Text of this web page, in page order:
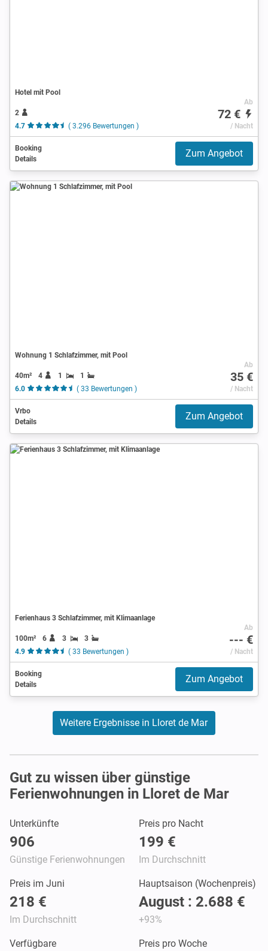
Hotel mit Pool
2
4.7
( 3.296 Bewertungen )
Ab
72 €
/ Nacht
Booking
Details
Zum Angebot
Wohnung 1 Schlafzimmer, mit Pool
40m² 4 1
1
6.0
( 33 Bewertungen )
Ab
35 €
/ Nacht
Vrbo
Details
Zum Angebot
Ferienhaus 3 Schlafzimmer, mit Klimaanlage
100m² 6 3
3
4.9
( 33 Bewertungen )
Ab
--- €
/ Nacht
Booking
Details
Zum Angebot
Weitere Ergebnisse in Lloret de Mar
Gut zu wissen über günstige
Ferienwohnungen in Lloret de Mar
Unterkünfte
906
Günstige Ferienwohnungen
Preis pro Nacht
199 €
Im Durchschnitt
Preis im Juni
218 €
Im Durchschnitt
Hauptsaison (Wochenpreis)
August : 2.688 €
+93%
Verfügbare
Preis pro Woche